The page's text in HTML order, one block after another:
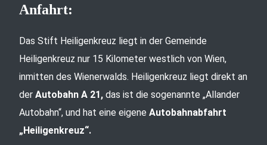
Anfahrt:
Das Stift Heiligenkreuz liegt in der Gemeinde
Heiligenkreuz nur 15 Kilometer westlich von Wien,
inmitten des Wienerwalds. Heiligenkreuz liegt direkt an
der Autobahn A 21, das ist die sogenannte „Allander
Autobahn“, und hat eine eigene Autobahnabfahrt
„Heiligenkreuz“.